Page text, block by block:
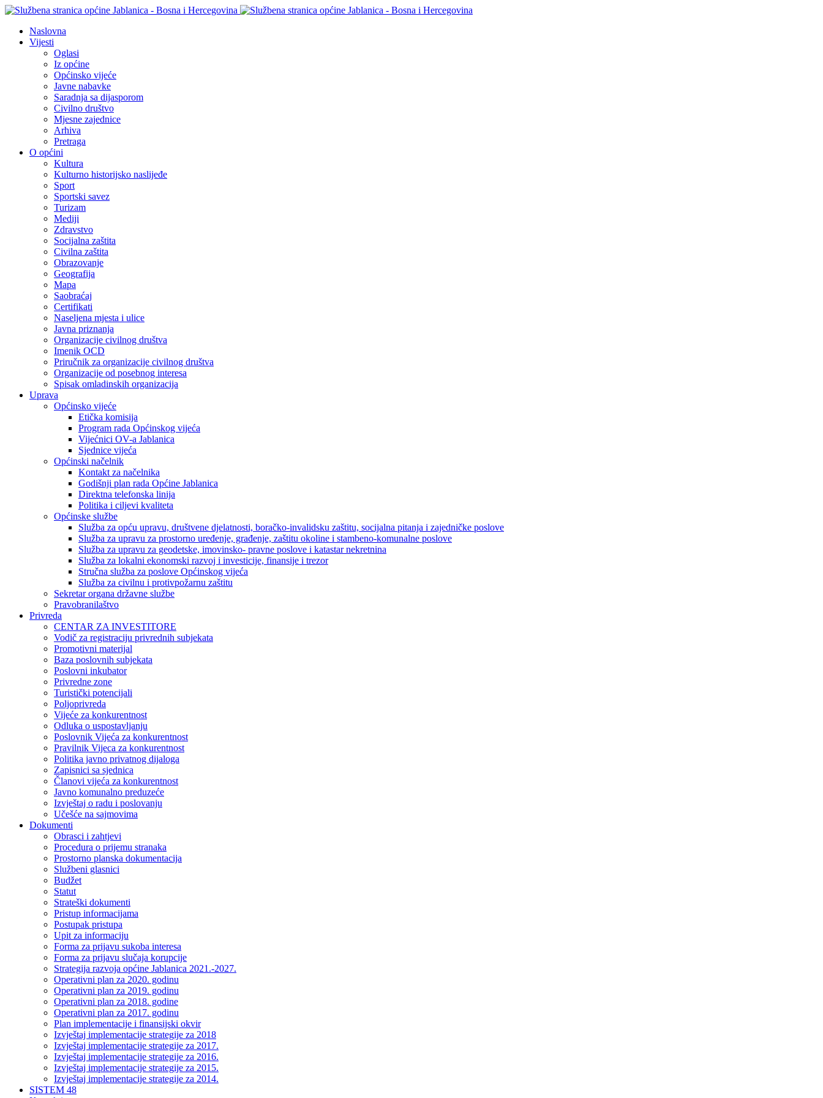
Naslovna
Vijesti
Oglasi
Iz općine
Općinsko vijeće
Javne nabavke
Saradnja sa dijasporom
Civilno društvo
Mjesne zajednice
Arhiva
Pretraga
O općini
Kultura
Kulturno historijsko naslijeđe
Sport
Sportski savez
Turizam
Mediji
Zdravstvo
Socijalna zaštita
Civilna zaštita
Obrazovanje
Geografija
Mapa
Saobraćaj
Certifikati
Naseljena mjesta i ulice
Javna priznanja
Organizacije civilnog društva
Imenik OCD
Priručnik za organizacije civilnog društva
Organizacije od posebnog interesa
Spisak omladinskih organizacija
Uprava
Općinsko vijeće
Etička komisija
Program rada Općinskog vijeća
Vijećnici OV-a Jablanica
Sjednice vijeća
Općinski načelnik
Kontakt za načelnika
Godišnji plan rada Općine Jablanica
Direktna telefonska linija
Politika i ciljevi kvaliteta
Općinske službe
Služba za opću upravu, društvene djelatnosti, boračko-invalidsku zaštitu, socijalna pitanja i zajedničke poslove
Služba za upravu za prostorno uređenje, građenje, zaštitu okoline i stambeno-komunalne poslove
Služba za upravu za geodetske, imovinsko- pravne poslove i katastar nekretnina
Služba za lokalni ekonomski razvoj i investicije, finansije i trezor
Stručna služba za poslove Općinskog vijeća
Služba za civilnu i protivpožarnu zaštitu
Sekretar organa državne službe
Pravobranilaštvo
Privreda
CENTAR ZA INVESTITORE
Vodič za registraciju privrednih subjekata
Promotivni materijal
Baza poslovnih subjekata
Poslovni inkubator
Privredne zone
Turistički potencijali
Poljoprivreda
Vijeće za konkurentnost
Odluka o uspostavljanju
Poslovnik Vijeća za konkurentnost
Pravilnik Vijeca za konkurentnost
Politika javno privatnog dijaloga
Zapisnici sa sjednica
Članovi vijeća za konkurentnost
Javno komunalno preduzeće
Izvještaj o radu i poslovanju
Učešće na sajmovima
Dokumenti
Obrasci i zahtjevi
Procedura o prijemu stranaka
Prostorno planska dokumentacija
Službeni glasnici
Budžet
Statut
Strateški dokumenti
Pristup informacijama
Postupak pristupa
Upit za informaciju
Forma za prijavu sukoba interesa
Forma za prijavu slučaja korupcije
Strategija razvoja općine Jablanica 2021.-2027.
Operativni plan za 2020. godinu
Operativni plan za 2019. godinu
Operativni plan za 2018. godine
Operativni plan za 2017. godinu
Plan implementacije i finansijski okvir
Izvještaj implementacije strategije za 2018
Izvještaj implementacije strategije za 2017.
Izvještaj implementacije strategije za 2016.
Izvještaj implementacije strategije za 2015.
Izvještaj implementacije strategije za 2014.
SISTEM 48